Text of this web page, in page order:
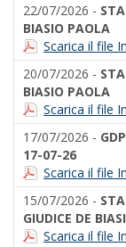
22/07/2026 -
BIASIO PAOLA
Scarica il file
20/07/2026 -
BIASIO PAOLA
Scarica il file
17/07/2026 -
17-07-26
Scarica il file
15/07/2026 -
GIUDICE DE
Scarica il file